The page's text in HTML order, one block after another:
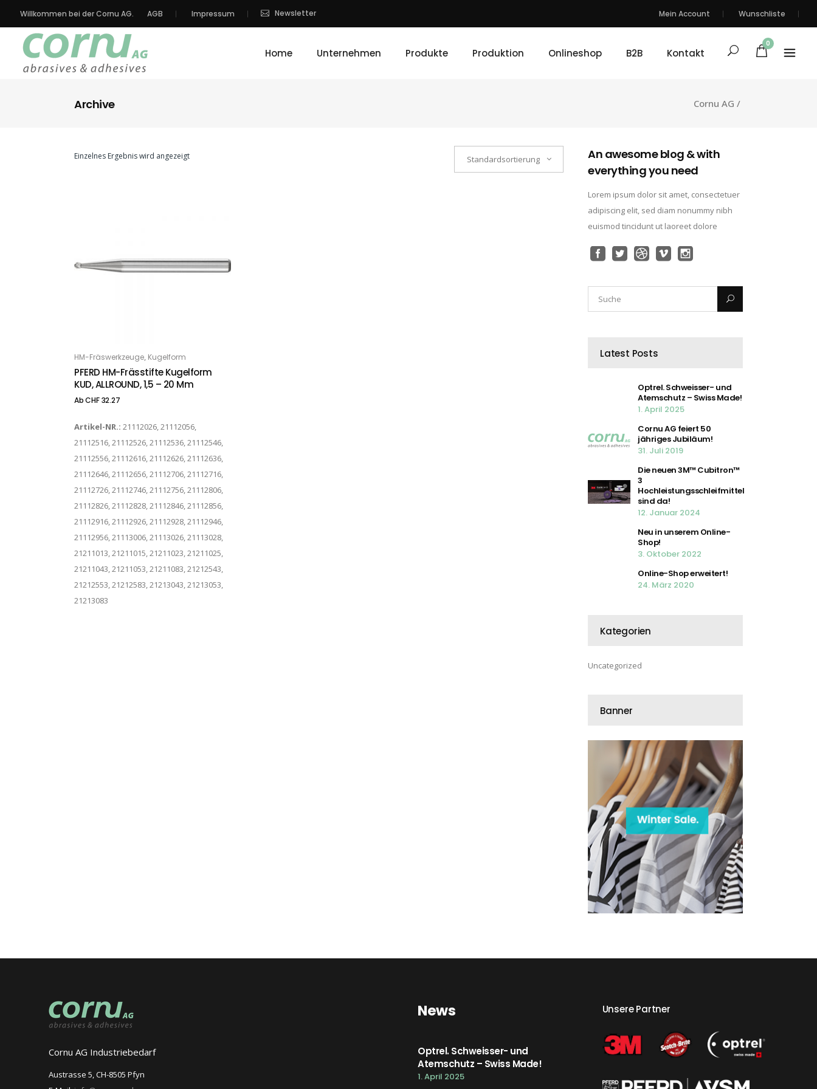
Willkommen bei der Cornu AG. AGB Impressum Newsletter Mein Account Wunschliste
Home Unternehmen Produkte Produktion Onlineshop B2B Kontakt
0
Archive Cornu AG /
Einzelnes Ergebnis wird angezeigt Standardsortierung
OPTIONS
HM-Fräswerkzeuge Kugelform
PFERD HM-Frässtifte Kugelform
KUD, ALLROUND, 1,5 – 20 Mm
AbCHF32.27
Artikel-NR.: 21112026, 21112056,
21112516, 21112526, 21112536, 21112546,
21112556, 21112616, 21112626, 21112636,
21112646, 21112656, 21112706, 21112716,
21112726, 21112746, 21112756, 21112806,
21112826, 21112828, 21112846, 21112856,
21112916, 21112926, 21112928, 21112946,
21112956, 21113006, 21113026, 21113028,
21211013, 21211015, 21211023, 21211025,
21211043, 21211053, 21211083, 21212543,
21212553, 21212583, 21213043, 21213053,
21213083
An awesome blog & with
everything you need
Lorem ipsum dolor sit amet, consectetuer
adipiscing elit, sed diam nonummy nibh
euismod tincidunt ut laoreet dolore
Latest Posts
Optrel. Schweisser- und
Atemschutz – Swiss Made!
1. April 2025
Cornu AG feiert 50
jähriges Jubiläum!
31. Juli 2019
Die neuen 3M™ Cubitron™
3
Hochleistungsschleifmittel
sind da!
12. Januar 2024
Neu in unserem Online-
Shop!
3. Oktober 2022
Online-Shop erweitert!
24. März 2020
Kategorien
Uncategorized
Banner
Cornu AG Industriebedarf
Austrasse 5, CH-8505 Pfyn
News
Optrel. Schweisser- und
Atemschutz – Swiss Made!
1. April 2025
Unsere Partner